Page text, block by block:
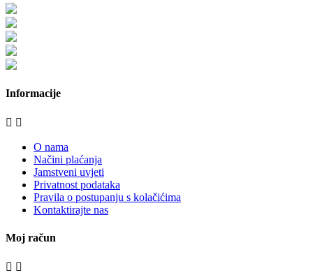
Informacije
 
O nama
Načini plaćanja
Jamstveni uvjeti
Privatnost podataka
Pravila o postupanju s kolačićima
Kontaktirajte nas
Moj račun
 